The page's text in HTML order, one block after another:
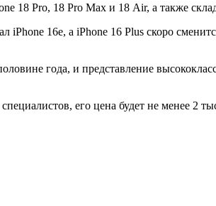
18 Pro, 18 Pro Max и 18 Air, а также
16e, а iPhone 16 Plus скоро
года, и представление
его цена будет не менее 2